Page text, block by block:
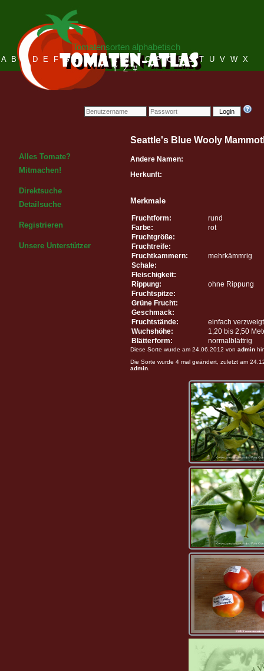
Login
Tomatensorten alphabetisch
A B C D E F G H I J K L M N O P Q R S T U V W X
Y Z #
Alles Tomate?
Mitmachen!
Direktsuche
Detailsuche
Registrieren
Unsere Unterstützer
Seattle's Blue Wooly
Andere Namen:
Herkunft:
Merkmale
Fruchtform:
rund
Farbe:
rot
Fruchtgröße:
Fruchtreife:
Fruchtkammern:
mehrkämmrig
Schale:
Fleischigkeit:
Rippung:
ohne Rippung
Fruchtspitze:
Grüne Frucht:
Geschmack:
Fruchtstände:
einfach verzweigt
Wuchshöhe:
1,20 bis 2,50
Blätterform:
normalblättrig
Diese Sorte wurde am 24.06.2012 von admin
Die Sorte wurde 4 mal geändert, zuletzt am
admin